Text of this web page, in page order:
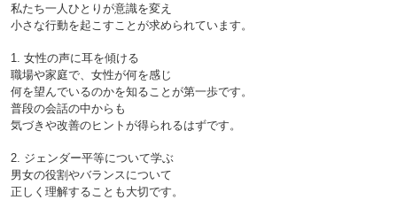
私たち一人ひとりが意識を変え
小さな行動を起こすことが求められています。
1. 女性の声に耳を傾ける
職場や家庭で、女性が何を感じ
何を望んでいるのかを知ることが第一歩です。
普段の会話の中からも
気づきや改善のヒントが得られるはずです。
2. ジェンダー平等について学ぶ
男女の役割やバランスについて
正しく理解することも大切です。